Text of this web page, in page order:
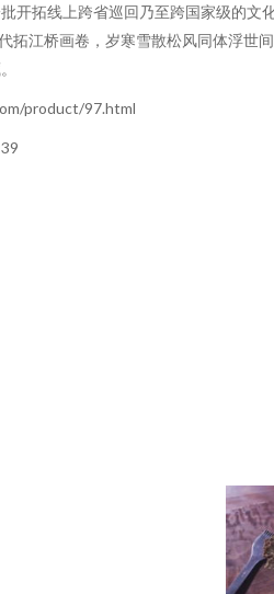
拓线上跨省巡回乃至跨国家级的文
江桥画卷，岁寒雪散松风同体浮世
product/97.html